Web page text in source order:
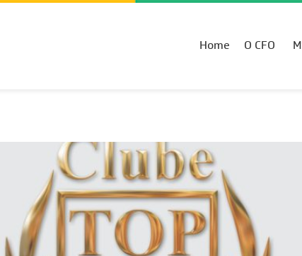
Home O CFO